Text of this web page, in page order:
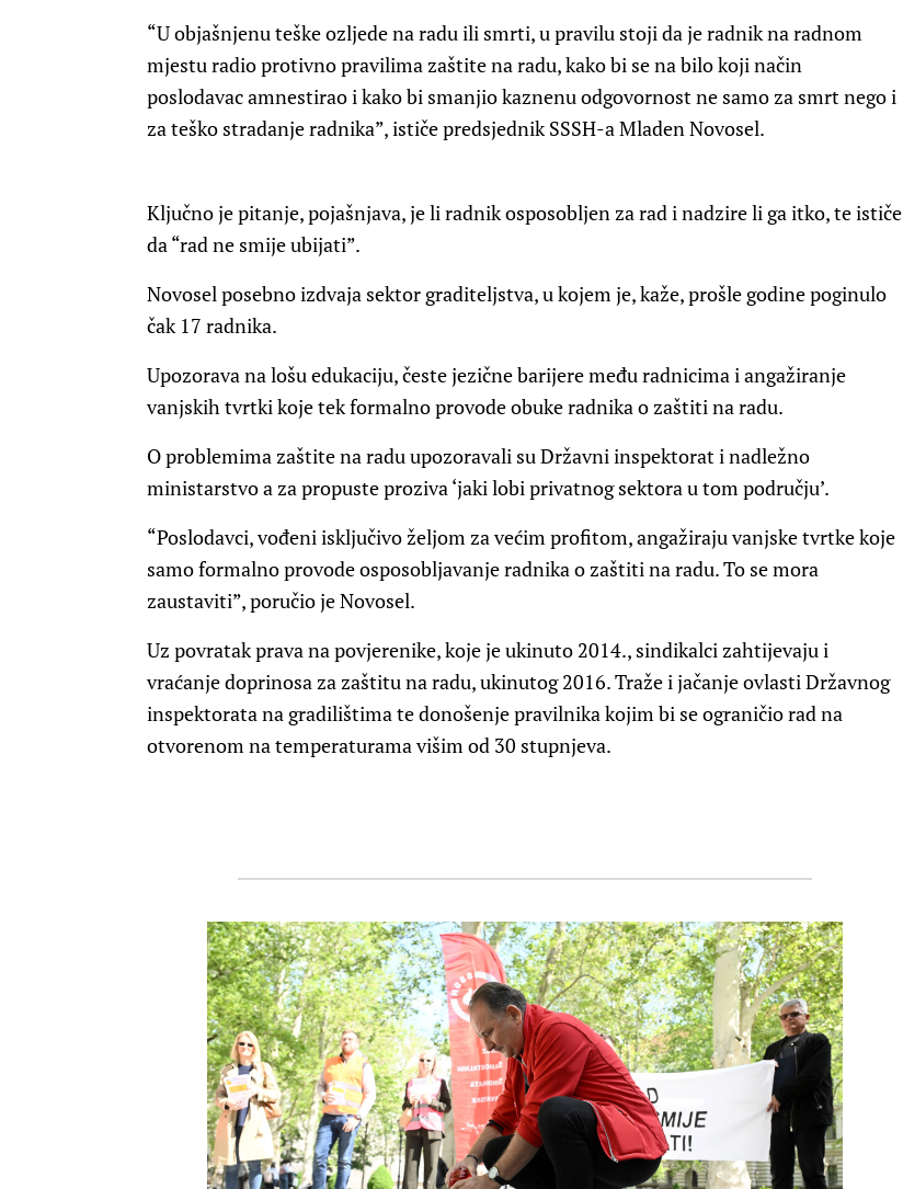
“U objašnjenu teške ozljede na radu ili smrti, u pravilu stoji da je radnik na radnom
mjestu radio protivno pravilima zaštite na radu, kako bi se na bilo koji način
poslodavac amnestirao i kako bi smanjio kaznenu odgovornost ne samo za smrt nego i
za teško stradanje radnika”, ističe predsjednik SSSH-a Mladen Novosel.
Ključno je pitanje, pojašnjava, je li radnik osposobljen za rad i nadzire li ga itko, te ističe
da “rad ne smije ubijati”.
Novosel posebno izdvaja sektor graditeljstva, u kojem je, kaže, prošle godine poginulo
čak 17 radnika.
Upozorava na lošu edukaciju, česte jezične barijere među radnicima i angažiranje
vanjskih tvrtki koje tek formalno provode obuke radnika o zaštiti na radu.
O problemima zaštite na radu upozoravali su Državni inspektorat i nadležno
ministarstvo a za propuste proziva ‘jaki lobi privatnog sektora u tom području’.
“Poslodavci, vođeni isključivo željom za većim profitom, angažiraju vanjske tvrtke koje
samo formalno provode osposobljavanje radnika o zaštiti na radu. To se mora
zaustaviti”, poručio je Novosel.
Uz povratak prava na povjerenike, koje je ukinuto 2014., sindikalci zahtijevaju i
vraćanje doprinosa za zaštitu na radu, ukinutog 2016. Traže i jačanje ovlasti Državnog
inspektorata na gradilištima te donošenje pravilnika kojim bi se ograničio rad na
otvorenom na temperaturama višim od 30 stupnjeva.